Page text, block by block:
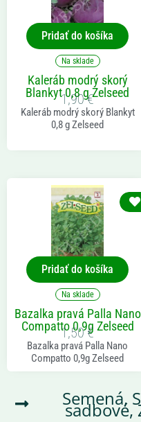
Pridať do košíka
Na sklade
Kaleráb modrý skorý
Blankyt 0,8 g Zelseed
1,90€
Kaleráb modrý skorý Blankyt
0,8 g Zelseed
Pridať do košíka
Na sklade
Bazalka pravá Palla Nano
Compatto 0,9g Zelseed
1,50€
Bazalka pravá Palla Nano
Compatto 0,9g Zelseed
Semená,
sadbové,